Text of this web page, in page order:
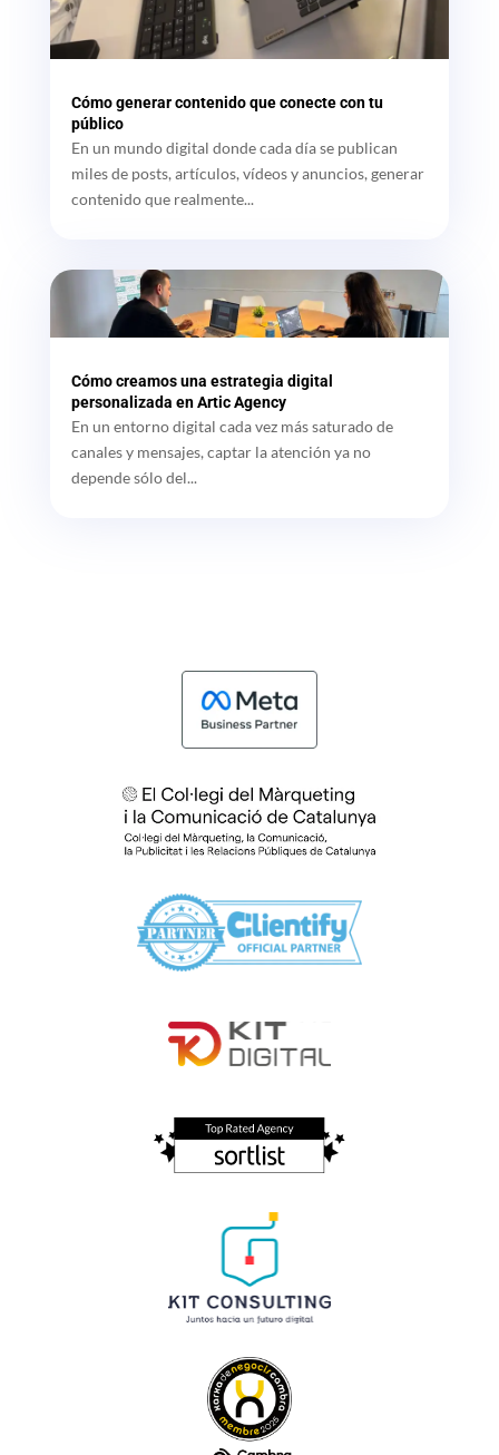
Cómo generar contenido que conecte con tu
público
En un mundo digital donde cada día se publican
miles de posts, artículos, vídeos y anuncios, generar
contenido que realmente...
Cómo creamos una estrategia digital
personalizada en Artic Agency
En un entorno digital cada vez más saturado de
canales y mensajes, captar la atención ya no
depende sólo del...